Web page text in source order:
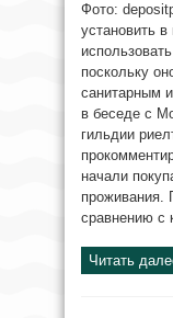
Фото:
установить в
поскольку
санитарным
в беседе с
гильдии
начали
проживания.
сравнению с
Читать